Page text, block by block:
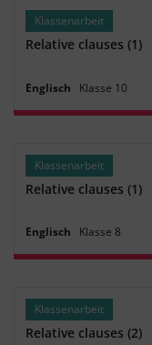
Klassenarbeit
Relative clauses (1)
Englisch Klasse 10
Klassenarbeit
Relative clauses (1)
Englisch Klasse 8
Klassenarbeit
Relative clauses (2)